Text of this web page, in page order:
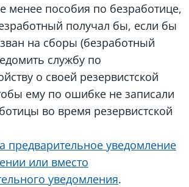
менее пособия по безработице,
получал бы, если бы
на сборы (безработный
службу по
о своей резервистской
ему по ошибке не записали
во время резервистской
предварительное уведомление
или вместо
уведомления.